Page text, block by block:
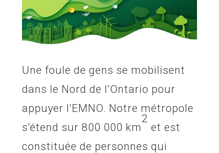
Une foule de gens se mobilisent
dans le Nord de l’Ontario pour
appuyer l’EMNO. Notre métropole
s’étend sur 800 000 km
2
et est
constituée de personnes qui